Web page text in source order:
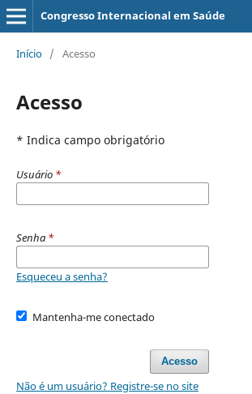
Congresso Internacional em Saúde
Início / Acesso
Acesso
* Indica campo obrigatório
Usuário *
Senha *
Esqueceu a senha?
Mantenha-me conectado
Acesso
Não é um usuário? Registre-se no site